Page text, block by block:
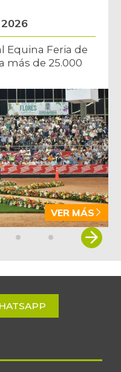
Equina Feria de
más de 25.000
VER MÁS